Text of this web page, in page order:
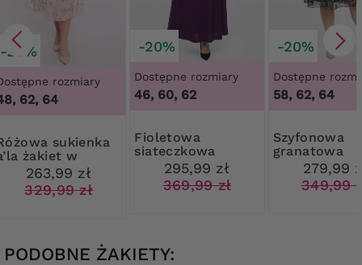
-20%
rozmiary
62, 64
żakiet w
263,99 zł
329,99 zł
-20%
Dostępne rozmiary
46, 60, 62
Fioletowa
siateczkowa
sukienka z
cekinami
295,99 zł
369,99 zł
-20%
Dostępne
58, 62, 64
Szyfonowa
granatowa
sukienka w
279,99
349,99
PODOBNE ŻAKIETY: